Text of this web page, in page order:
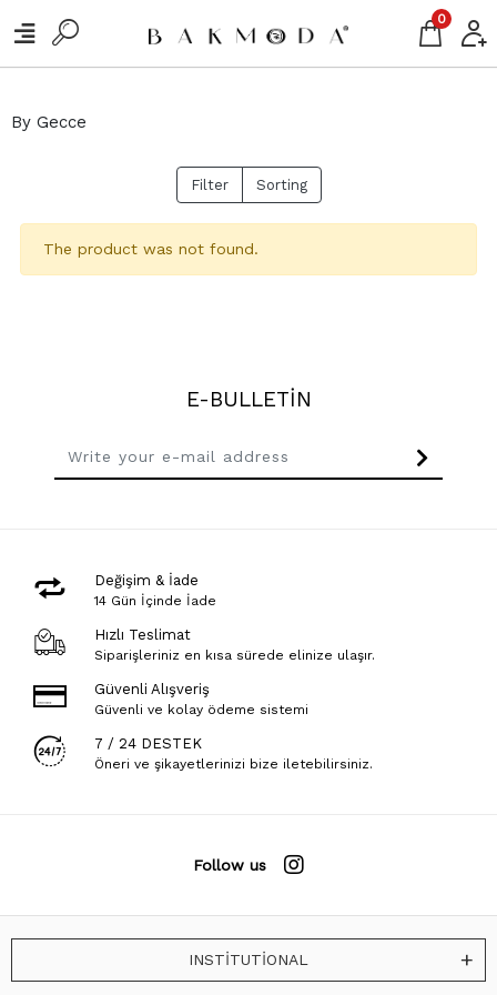
0
By Gecce
Filter Sorting
The product was not found.
E-BULLETİN
Değişim & İade
14 Gün İçinde İade
Hızlı Teslimat
Siparişleriniz en kısa sürede elinize ulaşır.
Güvenli Alışveriş
Güvenli ve kolay ödeme sistemi
7 / 24 DESTEK
Öneri ve şikayetlerinizi bize iletebilirsiniz.
Follow us
INSTİTUTİONAL